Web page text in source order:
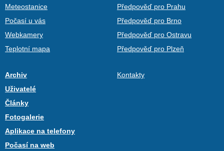
Meteostanice
Počasí u vás
Webkamery
Teplotní mapa
Předpověď pro Prahu
Předpověď pro Brno
Předpověď pro Ostravu
Předpověď pro Plzeň
Archiv
Uživatelé
Články
Fotogalerie
Aplikace na telefony
Počasí na web
Kontakty